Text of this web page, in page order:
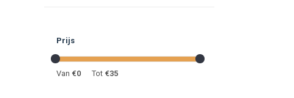
Prijs
Van €0 Tot €35